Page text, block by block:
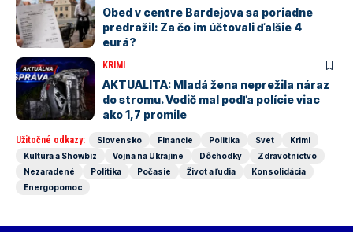
Obed v centre Bardejova sa poriadne
predražil: Za čo im účtovali ďalšie 4
eurá?
KRIMI
AKTUALITA: Mladá žena neprežila náraz
do stromu. Vodič mal podľa polície viac
ako 1,7 promile
Užitočné odkazy: Slovensko Financie Politika Svet
Krimi
Kultúra a Showbiz
Vojna na Ukrajine Dôchodky
Zdravotníctvo
Nezaradené
Politika Počasie Život a ľudia
Konsolidácia
Energopomoc